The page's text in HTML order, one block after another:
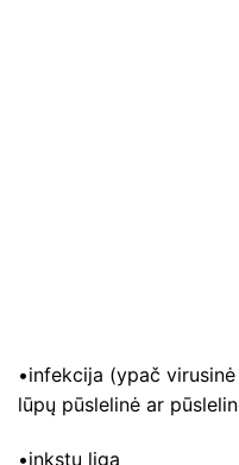
•infekcija (ypač
lūpų pūslelinė ar
•inkstų liga